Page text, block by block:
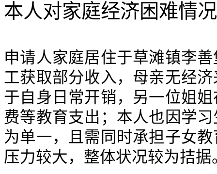
本人对家庭经济困难情
申请人家庭居住于草滩镇李
工获取部分收入，母亲无经
于自身日常开销，另一位姐
费等教育支出；本人也因学
为单一，且需同时承担子女
压力较大，整体状况较为拮据